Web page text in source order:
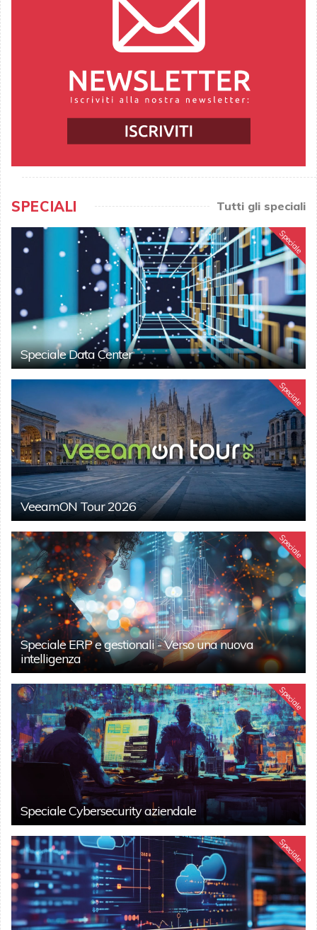
SPECIALI Tutti gli speciali
Speciale
Speciale Data Center
Speciale
VeeamON Tour 2026
Speciale
Speciale ERP e gestionali - Verso una nuova
intelligenza
Speciale
Speciale Cybersecurity aziendale
Speciale